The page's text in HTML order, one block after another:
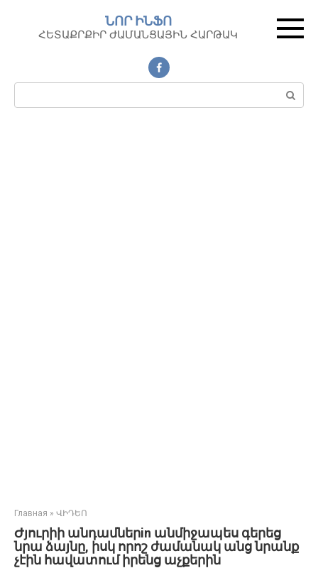
контенту
ՆՈՐ ԻՆՖՈ
ՀԵՏԱՔՐՔԻՐ ԺԱՄԱՆՑԱՅԻՆ ՀԱՐԹԱԿ
Поиск:
Главная » ՎԻԴԵՈ
Ժյուրիի անդամներin անմիջապես գերեց
նրա ձայնը, իսկ որոշ ժամանակ անց նրանք
չէին հավատում իրենց աչքերին